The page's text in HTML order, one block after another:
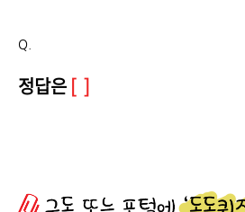
Q.
정답은 [ ]